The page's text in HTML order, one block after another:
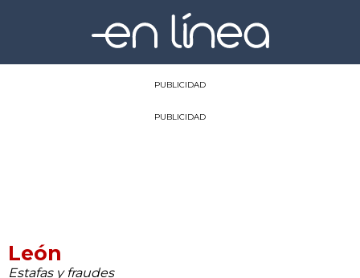
PUBLICIDAD
PUBLICIDAD
León
Estafas y fraudes